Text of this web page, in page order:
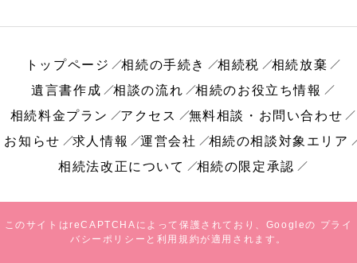
トップページ 相続の手続き 相続税
相続放棄
遺言書作成
相談の流れ
相続のお役立ち情報
相続料金プラン
アクセス
無料相談・お問い合わせ
お知らせ
求人情報 運営会社
相続の相談対象エリア
相続法改正について
相続の限定承認
このサイトはreCAPTCHAによって保護されており、Googleの プライ
バシーポリシー と 利用規約 が適用されます。